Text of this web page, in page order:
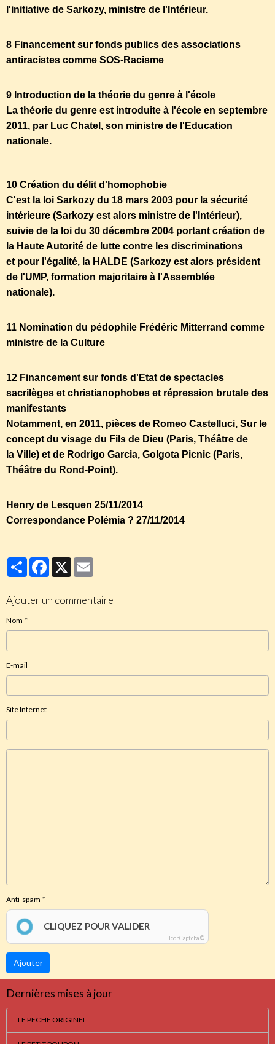
l'initiative de Sarkozy, ministre de l'Intérieur.
8 Financement sur fonds publics des associations
antiracistes comme SOS-Racisme
9 Introduction de la théorie du genre à l'école
La théorie du genre est introduite à l'école en septembre
2011, par Luc Chatel, son ministre de l'Education
nationale.
10 Création du délit d'homophobie
C'est la loi Sarkozy du 18 mars 2003 pour la sécurité
intérieure (Sarkozy est alors ministre de l'Intérieur),
suivie de la loi du 30 décembre 2004 portant création de
la Haute Autorité de lutte contre les discriminations
et pour l'égalité, la HALDE (Sarkozy est alors président
de l'UMP, formation majoritaire à l'Assemblée
nationale).
11 Nomination du pédophile Frédéric Mitterrand comme
ministre de la Culture
12 Financement sur fonds d'Etat de spectacles
sacrilèges et christianophobes et répression brutale des
manifestants
Notamment, en 2011, pièces de Romeo Castelluci, Sur le
concept du visage du Fils de Dieu (Paris, Théâtre de
la Ville) et de Rodrigo Garcia, Golgota Picnic (Paris,
Théâtre du Rond-Point).
Henry de Lesquen 25/11/2014
Correspondance Polémia ? 27/11/2014
PartagerFacebook
X
Ajouter un commentaire
Nom
E-mail
Site Internet
Anti-spam
CLIQUEZ POUR VALIDER
IconCaptcha ©
Ajouter
Dernières mises à jour
LE PECHE ORIGINEL